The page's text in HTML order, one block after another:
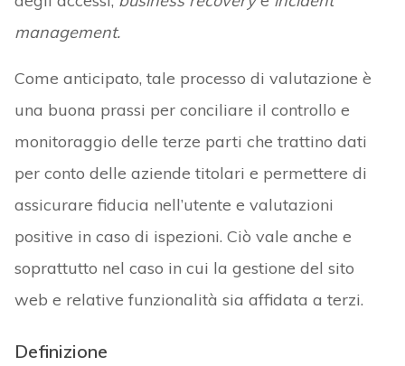
management.
Come anticipato, tale processo di valutazione è
una buona prassi per conciliare il controllo e
monitoraggio delle terze parti che trattino dati
per conto delle aziende titolari e permettere di
assicurare fiducia nell’utente e valutazioni
positive in caso di ispezioni. Ciò vale anche e
soprattutto nel caso in cui la gestione del sito
web e relative funzionalità sia affidata a terzi.
Definizione